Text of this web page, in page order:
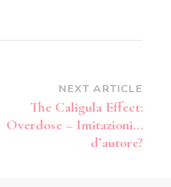
NEXT ARTICLE
The Caligula Effect:
Overdose – Imitazioni…
d’autore?